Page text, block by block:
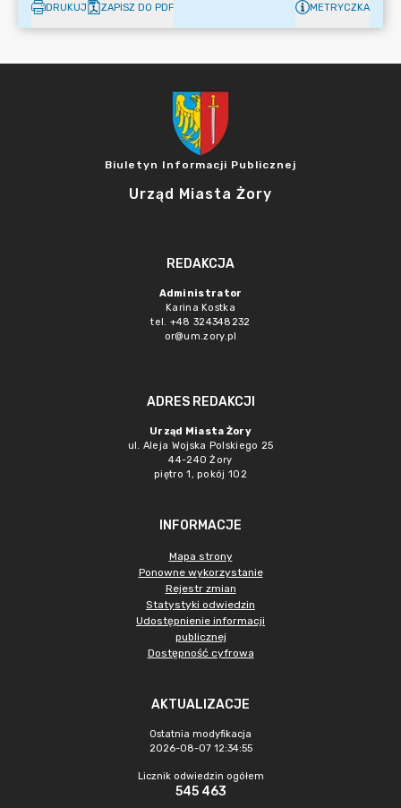
DRUKUJ ZAPISZ DO PDF METRYCZKA
Biuletyn Informacji Publicznej
Urząd Miasta Żory
REDAKCJA
Administrator
Karina Kostka
tel. +48 324348232
or@um.zory.pl
ADRES REDAKCJI
Urząd Miasta Żory
ul. Aleja Wojska Polskiego 25
44-240 Żory
piętro 1, pokój 102
INFORMACJE
Mapa strony
Ponowne wykorzystanie
Rejestr zmian
Statystyki odwiedzin
Udostępnienie informacji
publicznej
Dostępność cyfrowa
AKTUALIZACJE
Ostatnia modyfikacja
2026-08-07 12:34:55
Licznik odwiedzin ogółem
545 463